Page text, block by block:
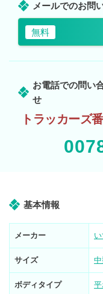
メールでのお問
無料
お電話での問い
せ
トラッカーズ
基本情報
メーカー い
サイズ 中
ボディタイプ 平